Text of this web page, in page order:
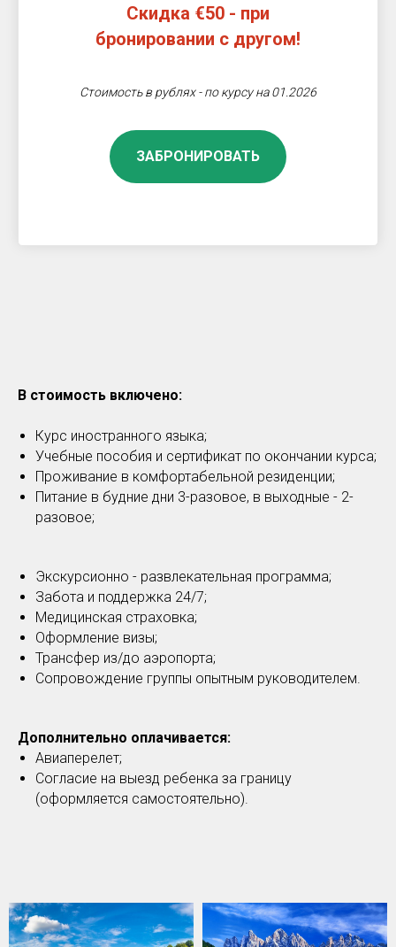
Скидка €50 - при
бронировании с другом!
Стоимость в рублях - по курсу на 01.2026
ЗАБРОНИРОВАТЬ
В стоимость включено:
Курс иностранного языка;
Учебные пособия и сертификат по окончании курса;
Проживание в комфортабельной резиденции;
Питание в будние дни 3-разовое, в выходные - 2-
разовое;
Экскурсионно - развлекательная программа;
Забота и поддержка 24/7;
Медицинская страховка;
Оформление визы;
Трансфер из/до аэропорта;
Сопровождение группы опытным руководителем.
Дополнительно оплачивается:
Авиаперелет;
Согласие на выезд ребенка за границу
(оформляется самостоятельно).